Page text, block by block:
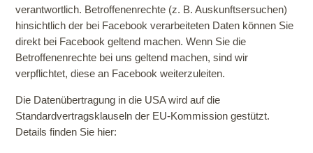
verantwortlich. Betroffenenrechte (z. B. Auskunftsersuchen)
hinsichtlich der bei Facebook verarbeiteten Daten können Sie
direkt bei Facebook geltend machen. Wenn Sie die
Betroffenenrechte bei uns geltend machen, sind wir
verpflichtet, diese an Facebook weiterzuleiten.
Die Datenübertragung in die USA wird auf die
Standardvertragsklauseln der EU-Kommission gestützt.
Details finden Sie hier: